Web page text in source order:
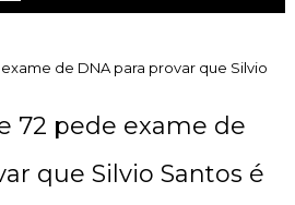
de DNA para provar que Silvio
72 pede exame de
que Silvio Santos é